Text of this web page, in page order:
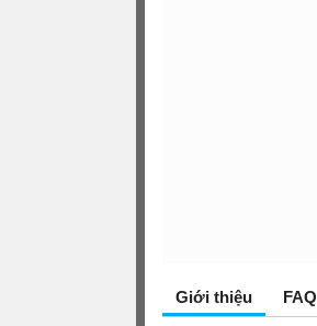
Giới thiệu FAQ